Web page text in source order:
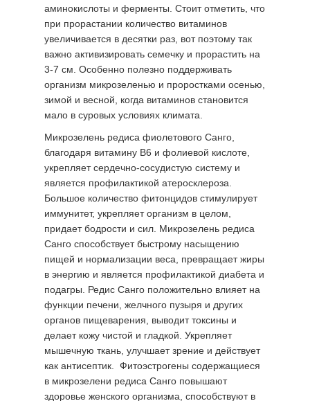
аминокислоты и ферменты. Стоит отметить, что
при прорастании количество витаминов
увеличивается в десятки раз, вот поэтому так
важно активизировать семечку и прорастить на
3-7 см. Особенно полезно поддерживать
организм микрозеленью и проростками осенью,
зимой и весной, когда витаминов становится
мало в суровых условиях климата.
Микрозелень редиса фиолетового Санго,
благодаря витамину B6 и фолиевой кислоте,
укрепляет сердечно-сосудистую систему и
является профилактикой атеросклероза.
Большое количество фитонцидов стимулирует
иммунитет, укрепляет организм в целом,
придает бодрости и сил. Микрозелень редиса
Санго способствует быстрому насыщению
пищей и нормализации веса, превращает жиры
в энергию и является профилактикой диабета и
подагры. Редис Санго положительно влияет на
функции печени, желчного пузыря и других
органов пищеварения, выводит токсины и
делает кожу чистой и гладкой. Укрепляет
мышечную ткань, улучшает зрение и действует
как антисептик. Фитоэстрогены содержащиеся
в микрозелени редиса Санго повышают
здоровье женского организма, способствуют в